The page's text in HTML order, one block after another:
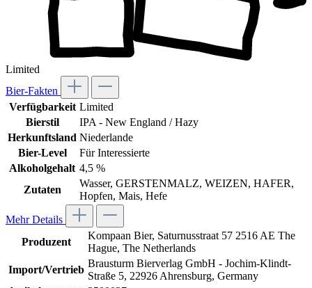
Limited
Bier-Fakten
Verfügbarkeit Limited
Bierstil
IPA - New England / Hazy
Herkunftsland Niederlande
Bier-Level
Für Interessierte
Alkoholgehalt 4,5 %
Zutaten
Wasser, GERSTENMALZ, WEIZEN, HAFER,
Hopfen, Mais, Hefe
Mehr Details
Produzent
Kompaan Bier, Saturnusstraat 57 2516 AE The
Hague, The Netherlands
Import/Vertrieb
Brausturm Bierverlag GmbH - Jochim-Klindt-
Straße 5, 22926 Ahrensburg, Germany